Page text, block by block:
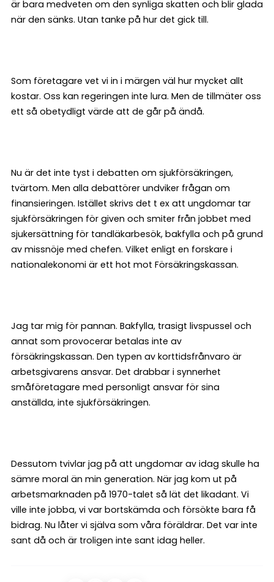
är bara medveten om den synliga skatten och blir glada
när den sänks. Utan tanke på hur det gick till.
Som företagare vet vi in i märgen väl hur mycket allt
kostar. Oss kan regeringen inte lura. Men de tillmäter oss
ett så obetydligt värde att de går på ändå.
Nu är det inte tyst i debatten om sjukförsäkringen,
tvärtom. Men alla debattörer undviker frågan om
finansieringen. Istället skrivs det t ex att ungdomar tar
sjukförsäkringen för given och smiter från jobbet med
sjukersättning för tandläkarbesök, bakfylla och på grund
av missnöje med chefen. Vilket enligt en forskare i
nationalekonomi är ett hot mot Försäkringskassan.
Jag tar mig för pannan. Bakfylla, trasigt livspussel och
annat som provocerar betalas inte av
försäkringskassan. Den typen av korttidsfrånvaro är
arbetsgivarens ansvar. Det drabbar i synnerhet
småföretagare med personligt ansvar för sina
anställda, inte sjukförsäkringen.
Dessutom tvivlar jag på att ungdomar av idag skulle ha
sämre moral än min generation. När jag kom ut på
arbetsmarknaden på 1970-talet så lät det likadant. Vi
ville inte jobba, vi var bortskämda och försökte bara få
bidrag. Nu låter vi själva som våra föräldrar. Det var inte
sant då och är troligen inte sant idag heller.